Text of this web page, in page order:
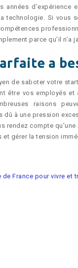
années
technologie. Si vous
parce qu’il n’a
a
de saboter votre
être vos employés
raisons
dû à une pression
rendez compte
et gérer la tension
de France pour vivre et